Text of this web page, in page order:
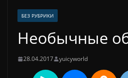
БЕЗ РУБРИКИ
Необычные
28.04.2017 yuicyworld